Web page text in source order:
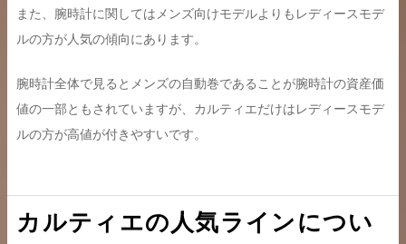
また、腕時計に関してはメンズ向けモデルよりもレディースモデ
ルの方が人気の傾向にあります。
腕時計全体で見るとメンズの自動巻であることが腕時計の資産価
値の一部ともされていますが、カルティエだけはレディースモデ
ルの方が高値が付きやすいです。
カルティエの人気ラインについ